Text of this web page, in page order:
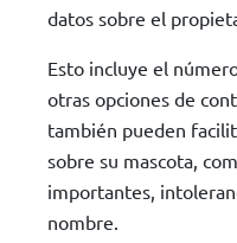
datos sobre el
Esto incluye el
otras opciones de
también pueden
sobre su mascota,
importantes,
nombre.